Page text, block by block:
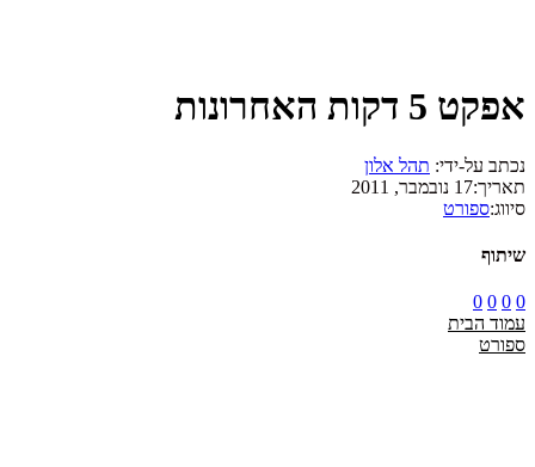
אפקט 5 דקות האחרונות
נכתב על-ידי: תהל אלון
תאריך:17 נובמבר, 2011
סיווג:ספורט
שיתוף
0
0
0
0
עמוד הבית
ספורט